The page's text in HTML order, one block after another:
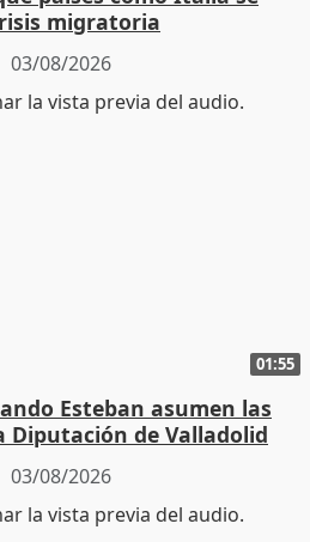
migratoria
03/08/2026
01:55
Esteban asumen las
Diputación de Valladolid
03/08/2026